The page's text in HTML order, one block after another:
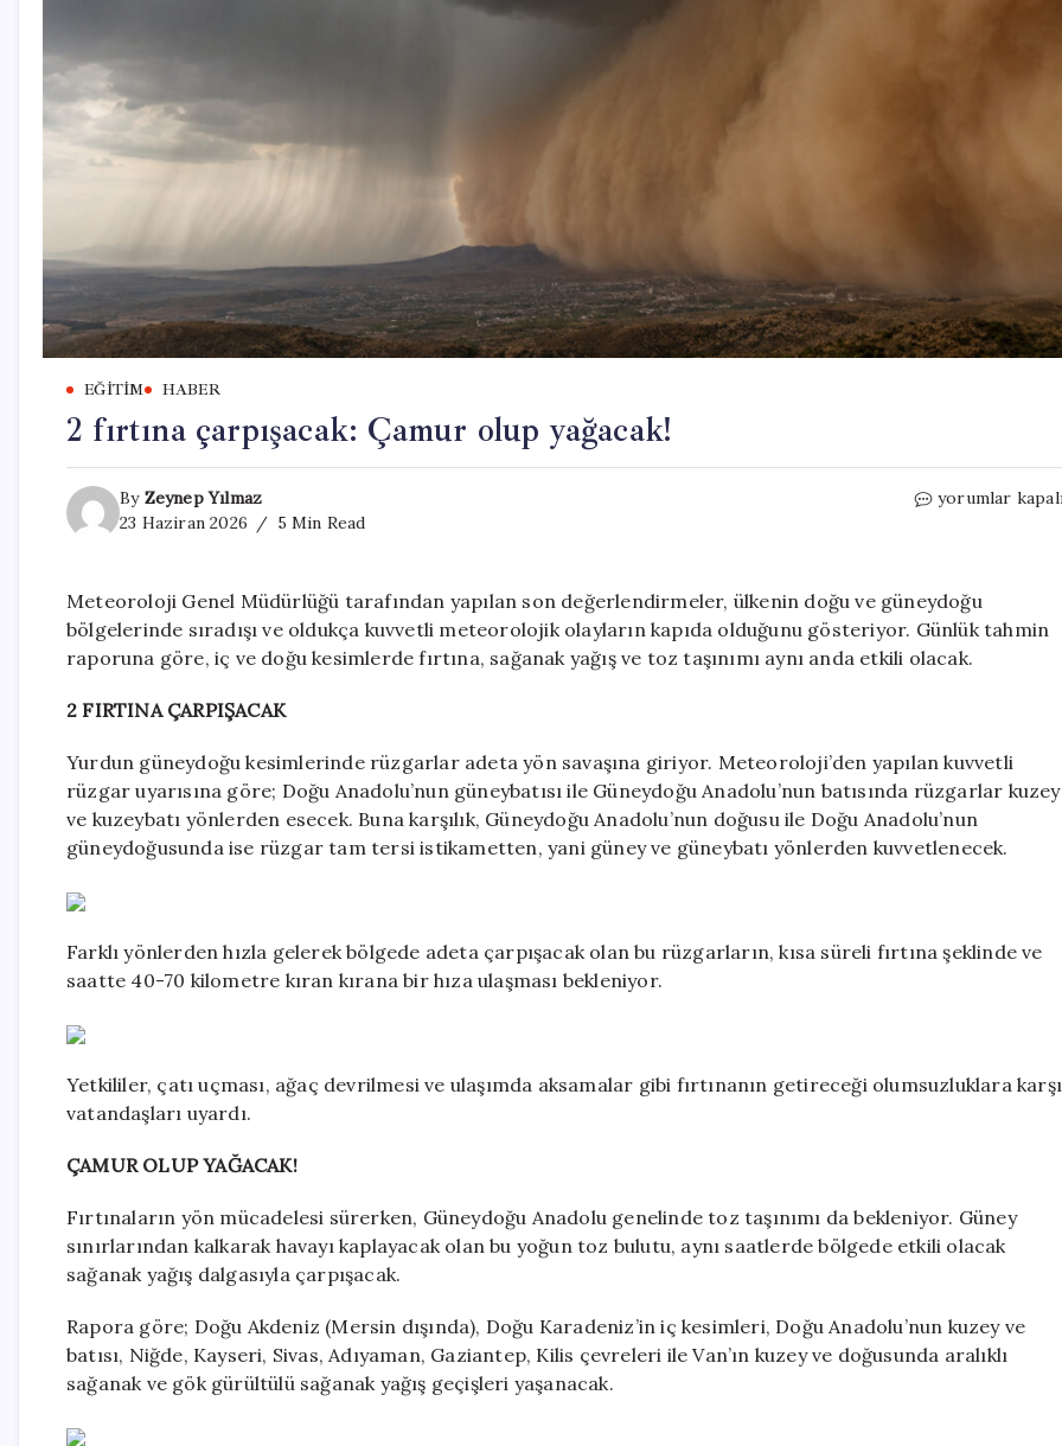
EĞITIM HABER
2 fırtına çarpışacak: Çamur olup yağacak!
By Zeynep Yılmaz
23 Haziran 2026
5 Min Read
2
olup
yağacak!
için
yorumlar
Meteoroloji Genel Müdürlüğü tarafından yapılan son değerlendirmeler, ülkenin doğu ve güneydoğu
bölgelerinde sıradışı ve oldukça kuvvetli meteorolojik olayların kapıda olduğunu gösteriyor. Günlük tahmin
raporuna göre, iç ve doğu kesimlerde fırtına, sağanak yağış ve toz taşınımı aynı anda etkili olacak.
2 FIRTINA ÇARPIŞACAK
Yurdun güneydoğu kesimlerinde rüzgarlar adeta yön savaşına giriyor. Meteoroloji’den yapılan kuvvetli
rüzgar uyarısına göre; Doğu Anadolu’nun güneybatısı ile Güneydoğu Anadolu’nun batısında rüzgarlar kuzey
ve kuzeybatı yönlerden esecek. Buna karşılık, Güneydoğu Anadolu’nun doğusu ile Doğu Anadolu’nun
güneydoğusunda ise rüzgar tam tersi istikametten, yani güney ve güneybatı yönlerden kuvvetlenecek.
Farklı yönlerden hızla gelerek bölgede adeta çarpışacak olan bu rüzgarların, kısa süreli fırtına şeklinde ve
saatte 40-70 kilometre kıran kırana bir hıza ulaşması bekleniyor.
Yetkililer, çatı uçması, ağaç devrilmesi ve ulaşımda aksamalar gibi fırtınanın getireceği olumsuzluklara karşı
vatandaşları uyardı.
ÇAMUR OLUP YAĞACAK!
Fırtınaların yön mücadelesi sürerken, Güneydoğu Anadolu genelinde toz taşınımı da bekleniyor. Güney
sınırlarından kalkarak havayı kaplayacak olan bu yoğun toz bulutu, aynı saatlerde bölgede etkili olacak
sağanak yağış dalgasıyla çarpışacak.
Rapora göre; Doğu Akdeniz (Mersin dışında), Doğu Karadeniz’in iç kesimleri, Doğu Anadolu’nun kuzey ve
batısı, Niğde, Kayseri, Sivas, Adıyaman, Gaziantep, Kilis çevreleri ile Van’ın kuzey ve doğusunda aralıklı
sağanak ve gök gürültülü sağanak yağış geçişleri yaşanacak.